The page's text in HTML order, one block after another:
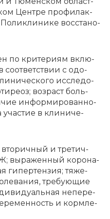
Цен­тре про­фи­лак­
вос­ста­но­
по кри­те­ри­ям вклю­
со­от­вет­ствии с одо­
ис­сле­до­
воз­раст боль­
ин­фор­ми­ро­ван­но­
уча­стие в кли­ни­че­
и тре­тич­
вы­ра­жен­ный ко­ро­на­
ги­пер­тен­зия; тя­же­
тре­бу­ю­щие
не­пе­ре­
и корм­ле­